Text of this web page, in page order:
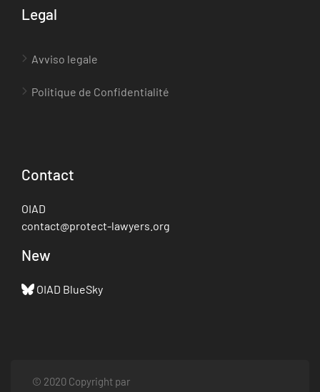
Legal
Avviso legale
Politique de Confidentialité
Contact
OIAD
contact@protect-lawyers.org
New
OIAD BlueSky
© 2020 Copyright par